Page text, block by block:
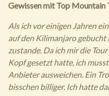
Gewissen mit Top Mountain
Als ich vor einigen Jahren
auf den Kilimanjaro
zustande. Da ich mir die
Kopf gesetzt hatte, ich
Anbieter ausweichen. Ein
bisschen billiger. Ich hatte